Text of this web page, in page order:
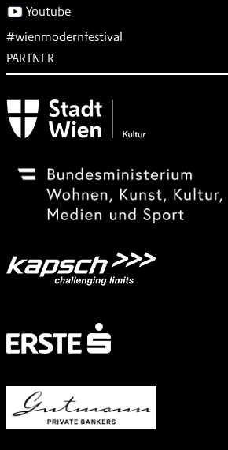
Youtube
#wienmodernfestival
PARTNER
Subventionsgeber